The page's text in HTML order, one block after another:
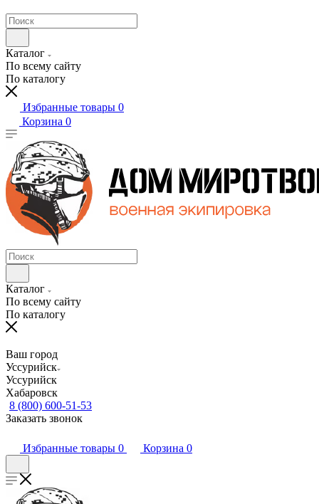
Каталог
По всему сайту
По каталогу
Избранные товары 0
Корзина 0
Каталог
По всему сайту
По каталогу
Ваш город
Уссурийск
Уссурийск
Хабаровск
8 (800) 600-51-53
Заказать звонок
Избранные товары 0 Корзина 0